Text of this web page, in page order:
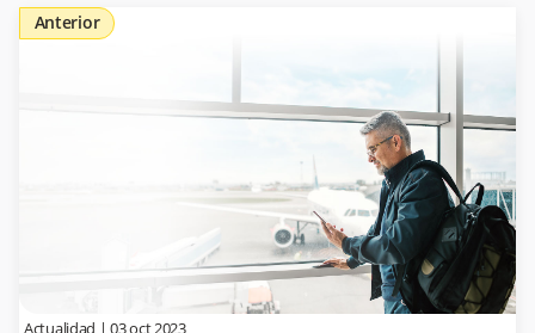
Anterior
Actualidad |03 oct 2023